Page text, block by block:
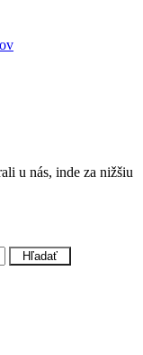
u nás, inde za nižšiu
Hľadať